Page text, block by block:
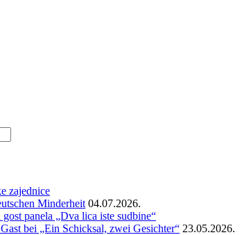
Minderheit 04.07.2026.
bei „Ein Schicksal, zwei Gesichter“ 23.05.2026.